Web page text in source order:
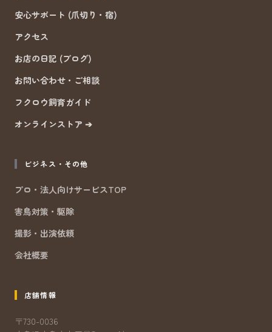
安心サポート (爪切り・宿)
アクセス
お店の日記 (ブログ)
お問い合わせ・ご相談
フクロウ飼育ガイド
オンラインストア ➔
ビジネス・その他
プロ・法人向けサービスTOP
害鳥対策・駆除
撮影・出演依頼
会社概要
店舗情報
〒730-0036